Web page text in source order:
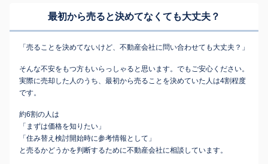
最初から売ると決めてなくても大丈夫？
「売ることを決めてないけど、不動産会社に問い合わせても大丈夫？」
そんな不安をもつ方もいらっしゃると思います。でもご安心ください。
実際に売却した人のうち、最初から売ることを決めていた人は4割程度
です。
約6割の人は
「まずは価格を知りたい」
「住み替え検討開始時に参考情報として」
と売るかどうかを判断するために不動産会社に相談しています。